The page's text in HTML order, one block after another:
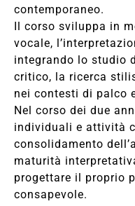
contemporaneo.
Il corso sviluppa in
vocale,
integrando lo studio
critico, la ricerca
nei contesti di palco
Nel corso dei due
individuali e attività
consolidamento
maturità
progettare il proprio
consapevole.